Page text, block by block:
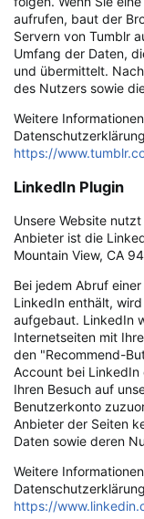
aufrufen, baut der
Servern von Tumblr
Umfang der Daten,
und übermittelt.
des Nutzers sowie
Weitere
https://
LinkedIn Plugin
Unsere Website
Anbieter ist die
Mountain View, CA
Bei jedem Abruf
LinkedIn enthält,
aufgebaut. LinkedIn
Internetseiten mit
den "Recommend-
Account bei
Ihren Besuch auf
Benutzerkonto
Anbieter der Seiten
Daten sowie deren
Weitere
https://